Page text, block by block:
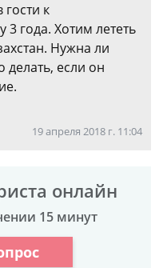
к
года. Хотим лететь
Нужна ли
делать, если он
19 апреля 2018 г. 11:04
онлайн
15 минут